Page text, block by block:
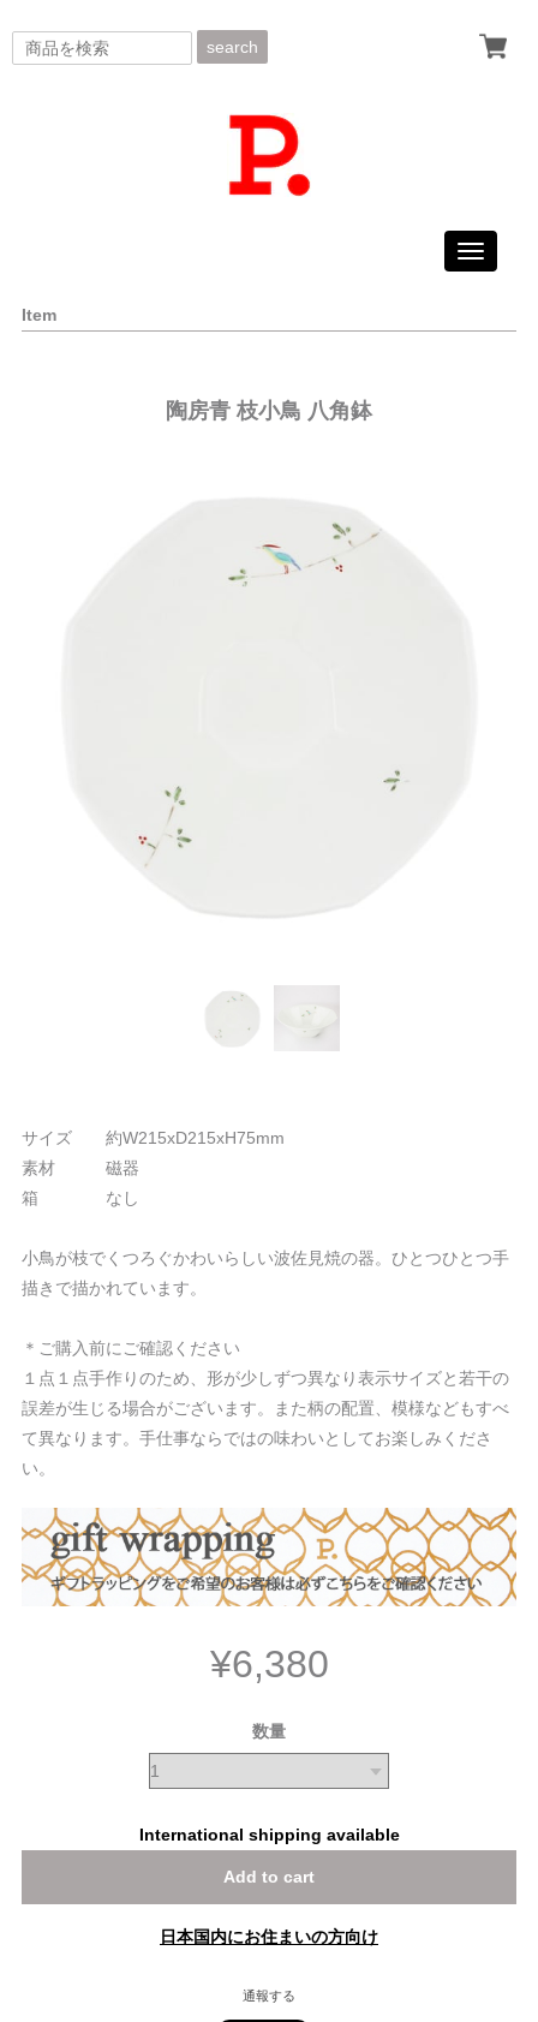
search
Toggle
Item
陶房青 枝小鳥 八角鉢
サイズ 約W215xD215xH75mm
素材 磁器
箱 なし
小鳥が枝でくつろぐかわいらしい波佐見焼の器。ひとつひとつ手
描きで描かれています。
＊ご購入前にご確認ください
１点１点手作りのため、形が少しずつ異なり表示サイズと若干の
誤差が生じる場合がございます。また柄の配置、模様などもすべ
て異なります。手仕事ならではの味わいとしてお楽しみくださ
い。
¥6,380
数量
International shipping available
Add to cart
日本国内にお住まいの方向け
通報する